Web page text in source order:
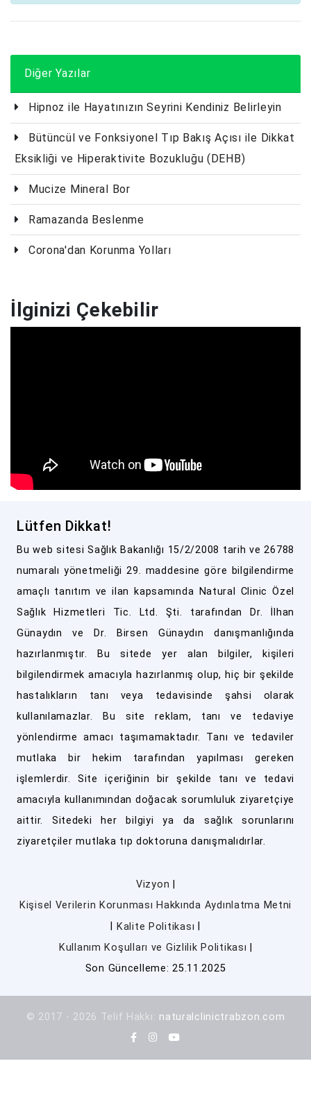
Diğer Yazılar
Hipnoz ile Hayatınızın Seyrini Kendiniz Belirleyin
Bütüncül ve Fonksiyonel Tıp Bakış Açısı ile Dikkat
Eksikliği ve Hiperaktivite Bozukluğu (DEHB)
Mucize Mineral Bor
Ramazanda Beslenme
Corona'dan Korunma Yolları
İlginizi Çekebilir
Lütfen Dikkat!
Bu web sitesi Sağlık Bakanlığı 15/2/2008 tarih ve 26788
numaralı yönetmeliği 29. maddesine göre bilgilendirme
amaçlı tanıtım ve ilan kapsamında Natural Clinic Özel
Sağlık Hizmetleri Tic. Ltd. Şti. tarafından Dr. İlhan
Günaydın ve Dr. Birsen Günaydın danışmanlığında
hazırlanmıştır. Bu sitede yer alan bilgiler, kişileri
bilgilendirmek amacıyla hazırlanmış olup, hiç bir şekilde
hastalıkların tanı veya tedavisinde şahsi olarak
kullanılamazlar. Bu site reklam, tanı ve tedaviye
yönlendirme amacı taşımamaktadır. Tanı ve tedaviler
mutlaka bir hekim tarafından yapılması gereken
işlemlerdir. Site içeriğinin bir şekilde tanı ve tedavi
amacıyla kullanımından doğacak sorumluluk ziyaretçiye
aittir. Sitedeki her bilgiyi ya da sağlık sorunlarını
ziyaretçiler mutlaka tıp doktoruna danışmalıdırlar.
Vizyon
Kişisel Verilerin Korunması Hakkında Aydınlatma Metni
Kalite Politikası
Kullanım Koşulları ve Gizlilik Politikası
Son Güncelleme: 25.11.2025
© 2017 - 2026 Telif Hakkı: naturalclinictrabzon.com